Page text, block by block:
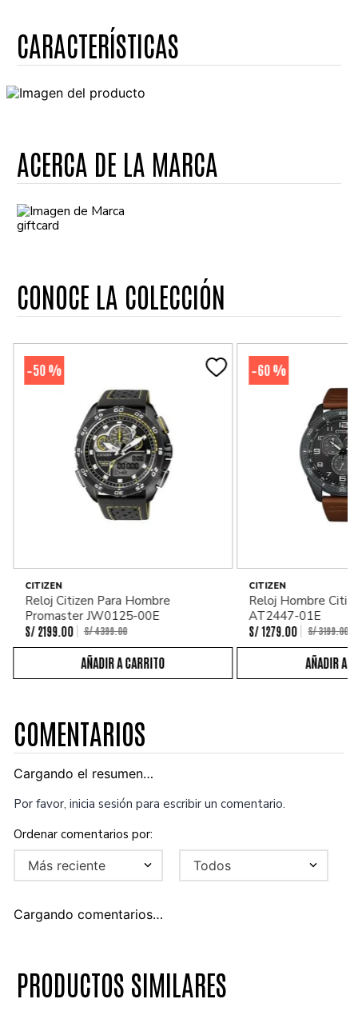
ACERCA DE LA MARCA
giftcard
CONOCE LA COLECCIÓN
-50 %
CITIZEN
Reloj Citizen Para Hombre
Promaster JW0125-00E
S/ 2199. 00 S/4399.00
-60 %
CITIZEN
Reloj Hombre
AT2447-01E
S/ 1279 00 S/3199.00
COMENTARIOS
Cargando el resumen…
Por favor, inicia sesión para escribir un comentario.
Más reciente Todos
Cargando comentarios…
PRODUCTOS SIMILARES